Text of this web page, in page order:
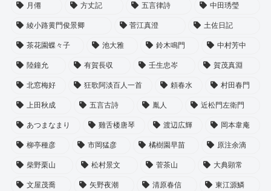
月僊 方丈記 五言律詩 中田琇瑩
綾小路黄門俊景卿 菅江真澄 土佐日記
茶花園蝶々子 池大雅 鈴木鳴門 中村芳中
陸鐘允 有賀長収 壬生忠岑 賀茂真淵
北窓梅好 狂歌阿淡百人一首 頼春水 村田春門
上田秋成 五言古詩 胤人 近松門左衛門
あつまなまり 雞舌楼唐琴 渡辺広輝 岡本韋庵
柳亭種彦 市岡猛彦 橘樹園早苗 原注余滴
柴野栗山 松村景文 菅茶山 大典顕常
文屋茂喬 矢野夜潮 清原春信 東江源鱗